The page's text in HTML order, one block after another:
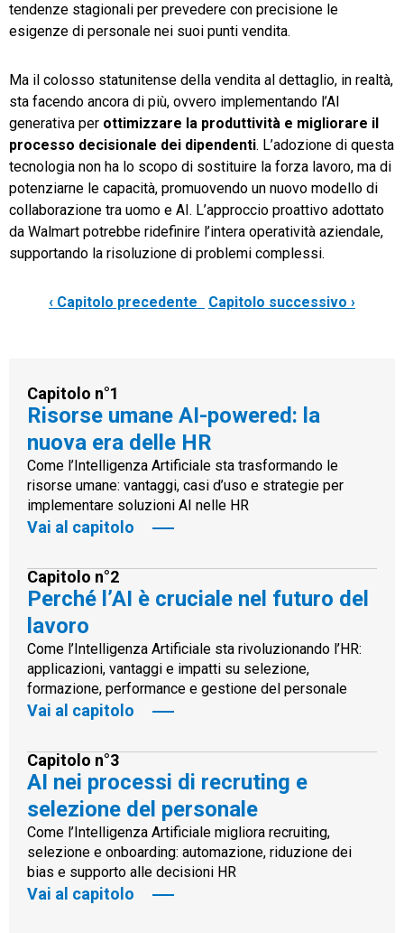
tendenze stagionali per prevedere con precisione le
esigenze di personale nei suoi punti vendita.
Ma il colosso statunitense della vendita al dettaglio, in realtà,
sta facendo ancora di più, ovvero implementando l’AI
generativa per ottimizzare la produttività e migliorare il
processo decisionale dei dipendenti. L’adozione di questa
tecnologia non ha lo scopo di sostituire la forza lavoro, ma di
potenziarne le capacità, promuovendo un nuovo modello di
collaborazione tra uomo e AI. L’approccio proattivo adottato
da Walmart potrebbe ridefinire l’intera operatività aziendale,
supportando la risoluzione di problemi complessi.
‹ Capitolo precedente Capitolo successivo ›
Capitolo n°1
Risorse umane AI-powered: la
nuova era delle HR
Come l’Intelligenza Artificiale sta trasformando le
risorse umane: vantaggi, casi d’uso e strategie per
implementare soluzioni AI nelle HR
Vai al capitolo
Capitolo n°2
Perché l’AI è cruciale nel futuro del
lavoro
Come l’Intelligenza Artificiale sta rivoluzionando l’HR:
applicazioni, vantaggi e impatti su selezione,
formazione, performance e gestione del personale
Vai al capitolo
Capitolo n°3
AI nei processi di recruting e
selezione del personale
Come l’Intelligenza Artificiale migliora recruiting,
selezione e onboarding: automazione, riduzione dei
bias e supporto alle decisioni HR
Vai al capitolo